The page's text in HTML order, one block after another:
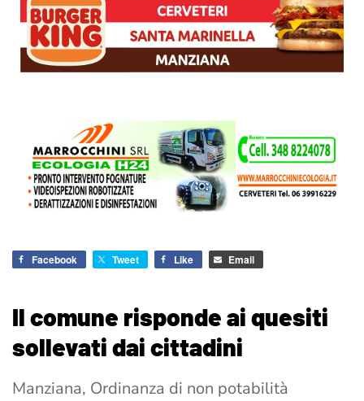
Facebook Tweet Like Email
Il comune risponde ai quesiti
sollevati dai cittadini
Manziana, Ordinanza di non potabilità